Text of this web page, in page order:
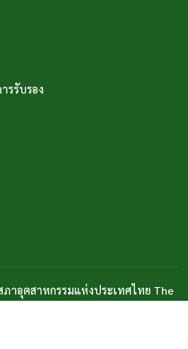
รรับรอง
าอุตสาหกรรมแห่งประเทศไทย The